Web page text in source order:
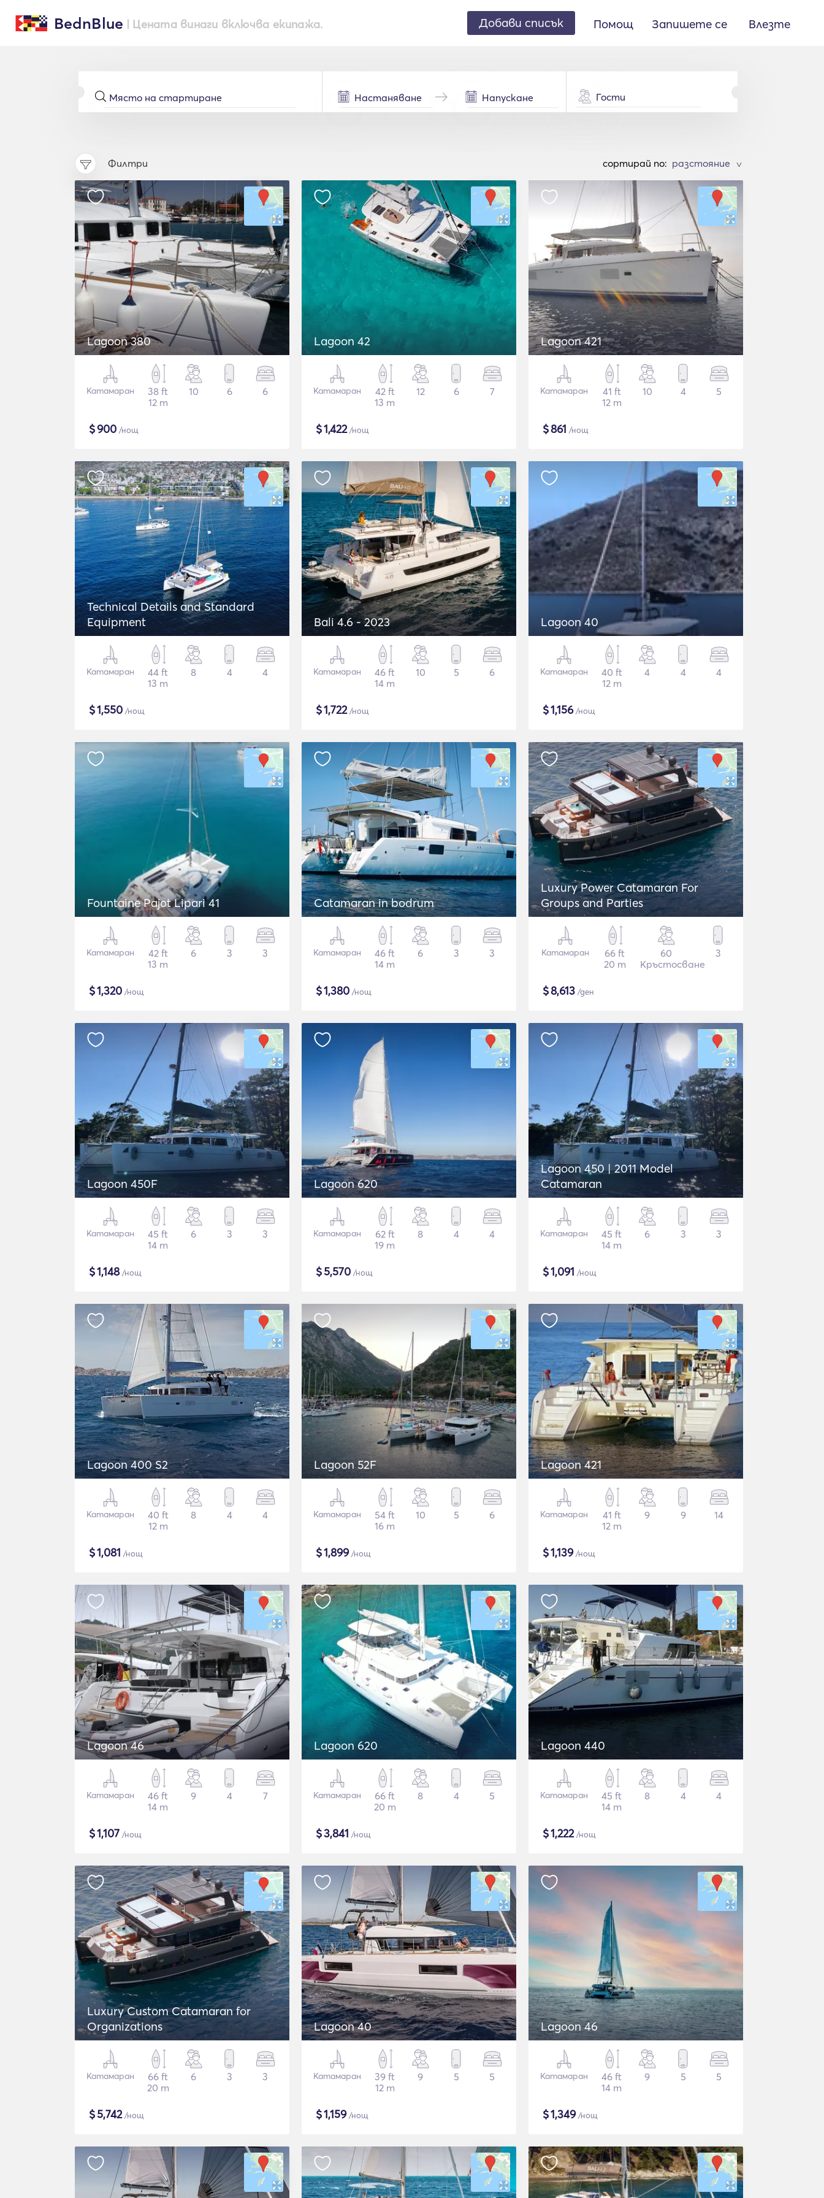
BednBlue | Цената винаги включва екипажа. Добави списък Помощ Запишете се Влезте
Гости
Филтри cортирай по: >
Lagoon 380
Катамаран
38 ft
12 m
10 6 6
$900 /нощ
Lagoon 42
Катамаран
42 ft
13 m
12 6 7
$1,422/нощ
Lagoon 421
Катамаран
41 ft
12 m
10 4 5
$861 /нощ
Technical Details and Standard
Equipment
Катамаран
44 ft
13 m
8 4 4
$1,550 /нощ
Bali 4.6 - 2023
Катамаран
46 ft
14 m
10 5 6
$1,722/нощ
Lagoon 40
Катамаран
40 ft
12 m
4 4 4
$1,156/нощ
Fountaine Pajot Lipari 41
Катамаран
42 ft
13 m
6 3 3
$1,320 /нощ
Catamaran in bodrum
Катамаран
46 ft
14 m
6 3 3
$1,380 /нощ
Luxury Power Catamaran For
Groups and Parties
Катамаран
66 ft
20 m
60
Кръстосване
3
$8,613 /ден
Lagoon 450F
Катамаран
45 ft
14 m
6 3 3
$1,148/нощ
Lagoon 620
Катамаран
62 ft
19 m
8 4 4
$5,570 /нощ
Lagoon 450 | 2011 Model
Catamaran
Катамаран
45 ft
14 m
6 3 3
$1,091 /нощ
Lagoon 400 S2
Катамаран
40 ft
12 m
8 4 4
$1,081 /нощ
Lagoon 52F
Катамаран
54 ft
16 m
10 5 6
$1,899/нощ
Lagoon 421
Катамаран
41 ft
12 m
9 9 14
$1,139/нощ
Lagoon 46
Катамаран
46 ft
14 m
9 4 7
$1,107 /нощ
Lagoon 620
Катамаран
66 ft
20 m
8 4 5
$3,841 /нощ
Lagoon 440
Катамаран
45 ft
14 m
8 4 4
$1,222/нощ
Luxury Custom Catamaran for
Organizations
Катамаран
66 ft
20 m
6 3 3
$5,742/нощ
Lagoon 40
Катамаран
39 ft
12 m
9 5 5
$1,159/нощ
Lagoon 46
Катамаран
46 ft
14 m
9 5 5
$1,349/нощ